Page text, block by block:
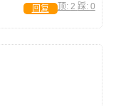
顶: 2 踩: 0
回复